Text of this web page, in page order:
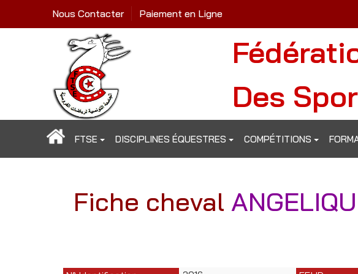
Nous Contacter Paiement en Ligne
Des
FTSE DISCIPLINES ÉQUESTRES COMPÉTITIONS
Fiche cheval